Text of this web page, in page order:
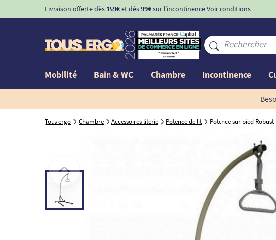
Livraison offerte dès 159€et dès99€sur l'incontinenceVoir conditions
Mobilité Bain & WC Chambre Incontinence
Tous ergo Chambre Accessoires literie Potence de lit Potence sur pied Robust